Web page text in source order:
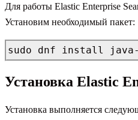
Для работы Elastic Enterprise
Установим необходимый пакет:
sudo dnf install java-
Установка Elastic
Установка выполняется